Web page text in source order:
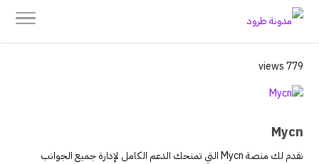
779 views
Mycn
نقدم لك منصة Mycn التي تمنحك الدعم الكامل لإدارة جميع الجوانب